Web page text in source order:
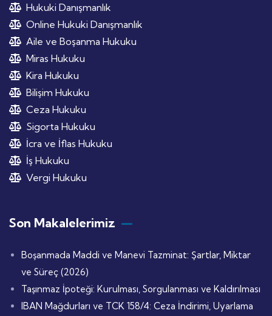
Hukuki Danışmanlık
Online Hukuki Danışmanlık
Aile ve Boşanma Hukuku
Miras Hukuku
Kira Hukuku
Bilişim Hukuku
Ceza Hukuku
Sigorta Hukuku
İcra ve İflas Hukuku
İş Hukuku
Vergi Hukuku
Son Makalelerimiz
Boşanmada Maddi ve Manevi Tazminat: Şartlar, Miktar
ve Süreç (2026)
Taşınmaz İpoteği: Kurulması, Sorgulanması ve Kaldırılması
IBAN Mağdurları ve TCK 158/4: Ceza İndirimi, Uyarlama